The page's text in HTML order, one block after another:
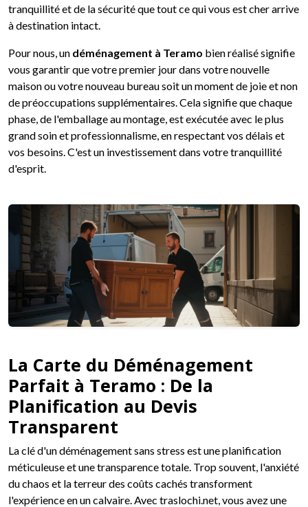
tranquillité et de la sécurité que tout ce qui vous est cher arrive
à destination intact.
Pour nous, un déménagement à Teramo bien réalisé signifie
vous garantir que votre premier jour dans votre nouvelle
maison ou votre nouveau bureau soit un moment de joie et non
de préoccupations supplémentaires. Cela signifie que chaque
phase, de l'emballage au montage, est exécutée avec le plus
grand soin et professionnalisme, en respectant vos délais et
vos besoins. C'est un investissement dans votre tranquillité
d'esprit.
La Carte du Déménagement
Parfait à Teramo : De la
Planification au Devis
Transparent
La clé d'un déménagement sans stress est une planification
méticuleuse et une transparence totale. Trop souvent, l'anxiété
du chaos et la terreur des coûts cachés transforment
l'expérience en un calvaire. Avec traslochi.net, vous avez une